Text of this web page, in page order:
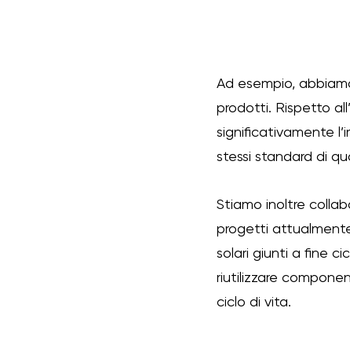
Ad esempio,
prodotti. Rispetto
significativamente
stessi standard di
Stiamo inoltre
progetti
solari giunti a fine
riutilizzare
ciclo di vita.